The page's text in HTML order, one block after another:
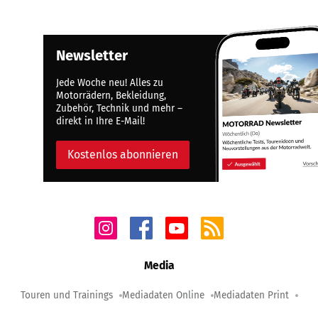
Newsletter
Jede Woche neu! Alles zu
Motorrädern, Bekleidung,
Zubehör, Technik und mehr –
direkt in Ihre E-Mail!
Kostenlos abonnieren
Media
Touren und Trainings Mediadaten Online Mediadaten Print